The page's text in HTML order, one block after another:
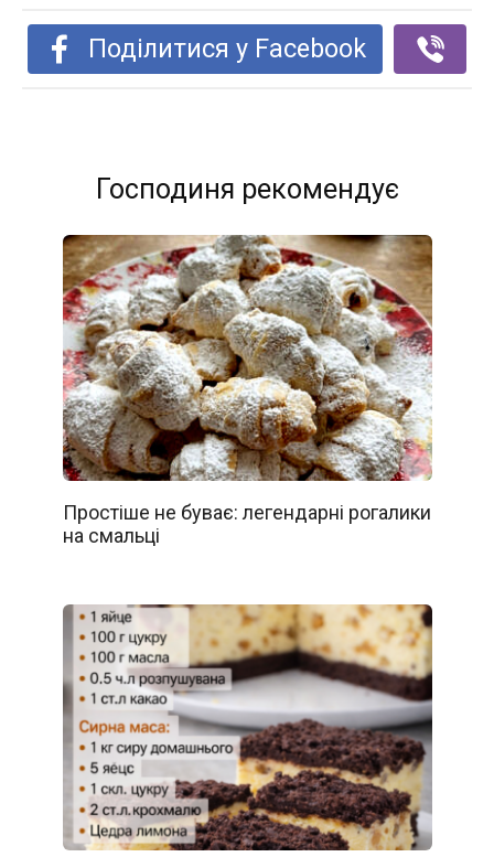
Поділитися у Facebook
Господиня рекомендує
Простіше не буває: легендарні рогалики
на смальці